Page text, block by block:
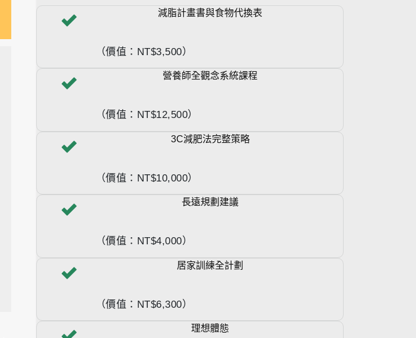
減脂計畫書與食物代換表
（價值：NT$3,500）
營養師全觀念系統課程
（價值：NT$12,500）
3C減肥法完整策略
（價值：NT$10,000）
長遠規劃建議
（價值：NT$4,000）
居家訓練全計劃
（價值：NT$6,300）
理想體態